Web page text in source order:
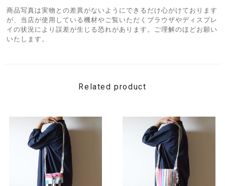
商品写真は実物との差異がないようにできるだけ心がけております
が、当店が使用している機材やご覧いただくブラウザやディスプレ
イの状況により誤差が生じる恐れがあります。ご理解のほどお願い
いたします。
Related product